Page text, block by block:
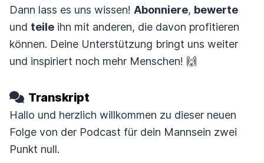
Dann lass es uns wissen! Abonniere, bewerte
und teile ihn mit anderen, die davon profitieren
können. Deine Unterstützung bringt uns weiter
und inspiriert noch mehr Menschen! 🙌
Transkript
Hallo und herzlich willkommen zu dieser neuen
Folge von der Podcast für dein Mannsein zwei
Punkt null.